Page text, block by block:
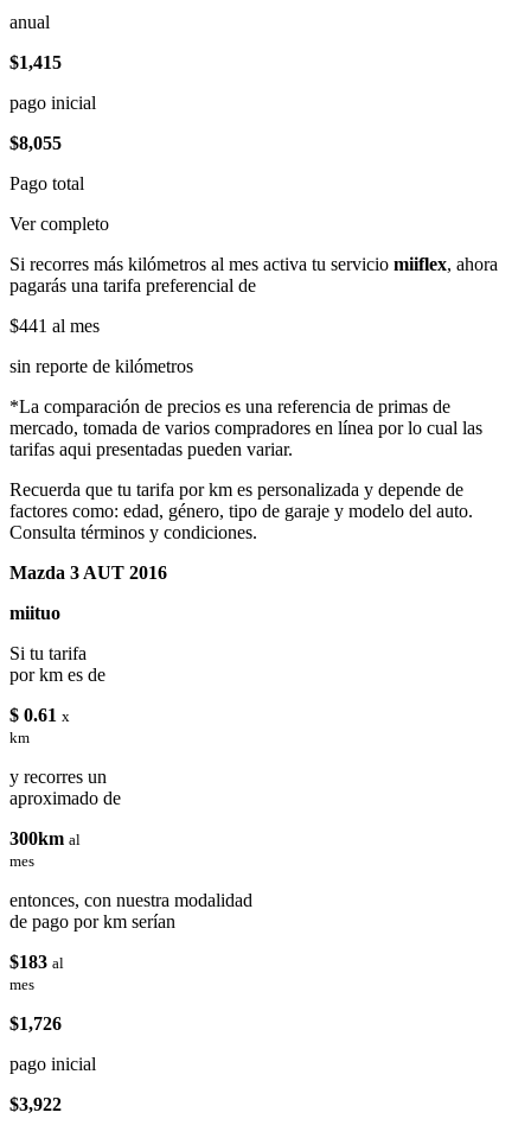
anual
$1,415
pago inicial
$8,055
Pago total
Ver completo
Si recorres más kilómetros al mes activa tu servicio miiflex, ahora
pagarás una tarifa preferencial de
$441 al mes
sin reporte de kilómetros
*La comparación de precios es una referencia de primas de
mercado, tomada de varios compradores en línea por lo cual las
tarifas aqui presentadas pueden variar.
Recuerda que tu tarifa por km es personalizada y depende de
factores como: edad, género, tipo de garaje y modelo del auto.
Consulta términos y condiciones.
Mazda 3 AUT 2016
miituo
Si tu tarifa
por km es de
$ 0.61 x
km
y recorres un
aproximado de
300km al
mes
entonces, con nuestra modalidad
de pago por km serían
$183 al
mes
$1,726
pago inicial
$3,922